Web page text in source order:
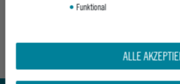
ab 26,95 €
Kauf auf
Abholung in den
Funktional
ALLE